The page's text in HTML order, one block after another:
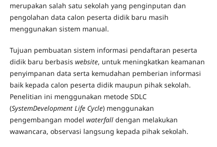
merupakan salah satu sekolah yang penginputan dan
pengolahan data calon peserta didik baru masih
menggunakan sistem manual.
Tujuan pembuatan sistem informasi pendaftaran peserta
didik baru berbasis website, untuk meningkatkan keamanan
penyimpanan data serta kemudahan pemberian informasi
baik kepada calon peserta didik maupun pihak sekolah.
Penelitian ini menggunakan metode SDLC
(SystemDevelopment Life Cycle) menggunakan
pengembangan model waterfall dengan melakukan
wawancara, observasi langsung kepada pihak sekolah.